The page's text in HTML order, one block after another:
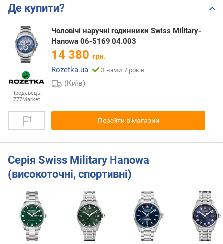
Де купити?
Продавець:
777Market
Чоловічі наручні годинники Swiss Military-
Hanowa 06-5169.04.003
14 380 грн.
Rozetka.ua
З нами 7 років
(Київ)
Перейти в магазин
Серія Swiss Military Hanowa
(високоточні, спортивні)